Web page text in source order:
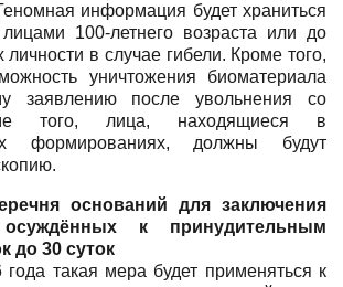
информация будет храниться
100-летнего возраста или до
личности в случае гибели. Кроме того,
уничтожения биоматериала
заявлению после увольнения со
того, лица, находящиеся в
формированиях, должны будут
оснований для заключения
к принудительным
до 30 суток
такая мера будет применяться к